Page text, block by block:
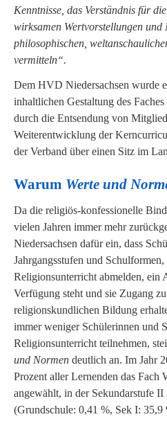
Kenntnisse, das Verständnis für
wirksamen Wertvorstellungen
philosophischen,
vermitteln“.
Dem HVD Niedersachsen wurde
inhaltlichen Gestaltung des
durch die Entsendung von
Weiterentwicklung der
der Verband über einen Sitz im
Warum Werte und
Da die religiös-konfessionelle
vielen Jahren immer mehr
Niedersachsen dafür ein, dass
Jahrgangsstufen und
Religionsunterricht abmelden, ein
Verfügung steht und sie Zugang
religionskundlichen Bildung
immer weniger Schülerinnen und
Religionsunterricht teilnehmen,
und Normen deutlich an. Im Jahr
Prozent aller Lernenden das Fach
angewählt, in der Sekundarstufe II
(Grundschule: 0,41 %, Sek I: